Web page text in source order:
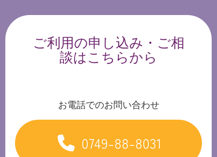
ご利用の申し込み・ご相
談はこちらから
お電話でのお問い合わせ
0749-88-8031